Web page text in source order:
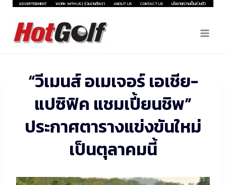
Skip
content
ADVERTISEMENT WORK WITH US | ร่วมงานกับเรา ABOUT US CONTACT US นโยบายความเป็นส่วนตัว
“วีเมนส์ อเมเจอร์ เอเชีย-
แปซิฟิค แชมเปี้ยนชิพ”
ประกาศตารางแข่งขันใหม่
เป็นตุลาคมนี้